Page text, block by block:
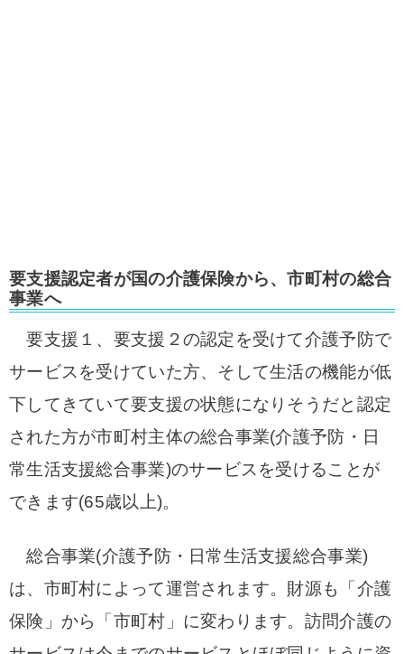
要支援認定者が国の介護保険から、市町村の総合
事業へ
要支援１、要支援２の認定を受けて介護予防で
サービスを受けていた方、そして生活の機能が低
下してきていて要支援の状態になりそうだと認定
された方が市町村主体の総合事業(介護予防・日
常生活支援総合事業)のサービスを受けることが
できます(65歳以上)。
総合事業(介護予防・日常生活支援総合事業)
は、市町村によって運営されます。財源も「介護
保険」から「市町村」に変わります。訪問介護の